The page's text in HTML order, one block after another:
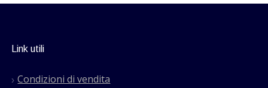
Link utili
Condizioni di vendita